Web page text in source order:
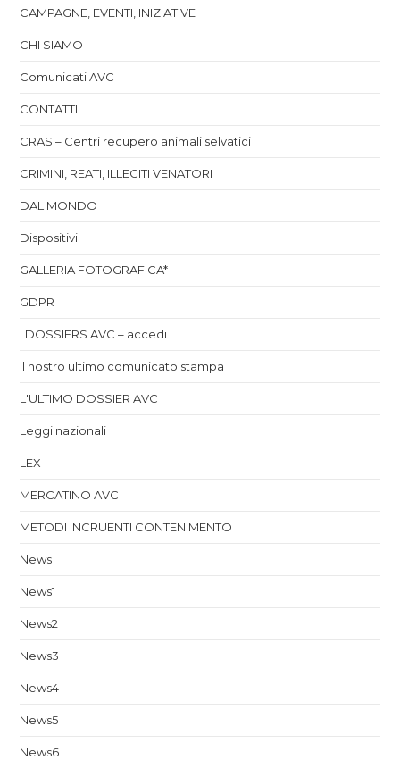
CAMPAGNE, EVENTI, INIZIATIVE
CHI SIAMO
Comunicati AVC
CONTATTI
CRAS – Centri recupero animali selvatici
CRIMINI, REATI, ILLECITI VENATORI
DAL MONDO
Dispositivi
GALLERIA FOTOGRAFICA*
GDPR
I DOSSIERS AVC – accedi
Il nostro ultimo comunicato stampa
L'ULTIMO DOSSIER AVC
Leggi nazionali
LEX
MERCATINO AVC
METODI INCRUENTI CONTENIMENTO
News
News1
News2
News3
News4
News5
News6